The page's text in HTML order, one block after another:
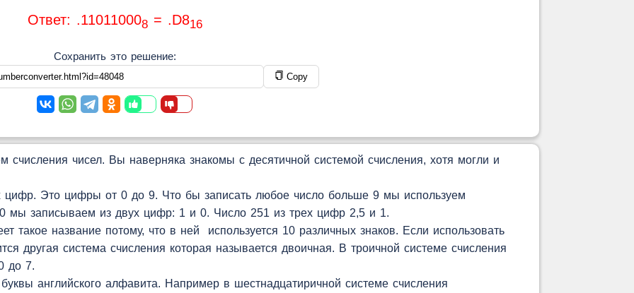
Ответ: .110110008= .D816
Сохранить это решение:
Copy
чисел. Вы наверняка знакомы с десятичной системой счисления, хотя могли и
Это цифры от 0 до 9. Что бы записать любое число больше 9 мы используем
мы записываем из двух цифр: 1 и 0. Число 251 из трех цифр 2,5 и 1.
такое название потому, что в ней используется 10 различных знаков. Если использовать
другая система счисления которая называется двоичная. В троичной системе счисления
до 7.
английского алфавита. Например в шестнадцатиричной системе счисления